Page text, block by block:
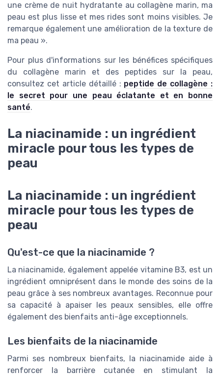
une crème de nuit hydratante au collagène marin, ma
peau est plus lisse et mes rides sont moins visibles. Je
remarque également une amélioration de la texture de
ma peau ».
Pour plus d'informations sur les bénéfices spécifiques
du collagène marin et des peptides sur la peau,
consultez cet article détaillé : peptide de collagène :
le secret pour une peau éclatante et en bonne
santé.
La niacinamide : un ingrédient
miracle pour tous les types de
peau
La niacinamide : un ingrédient
miracle pour tous les types de
peau
Qu'est-ce que la niacinamide ?
La niacinamide, également appelée vitamine B3, est un
ingrédient omniprésent dans le monde des soins de la
peau grâce à ses nombreux avantages. Reconnue pour
sa capacité à apaiser les peaux sensibles, elle offre
également des bienfaits anti-âge exceptionnels.
Les bienfaits de la niacinamide
Parmi ses nombreux bienfaits, la niacinamide aide à
renforcer la barrière cutanée en stimulant la